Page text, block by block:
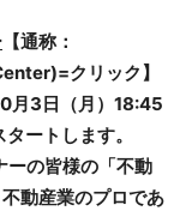
【通称：
クリック】
月3日（月）18:45
ートします。
ーの皆様の「不動
動産業のプロであ